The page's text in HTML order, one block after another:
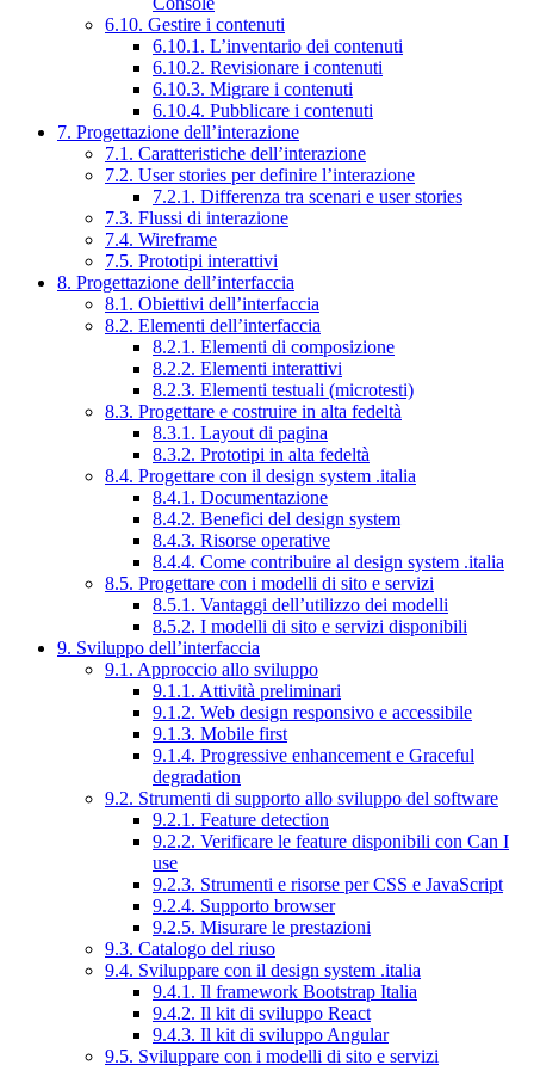
6.10. Gestire i contenuti
6.10.1. L’inventario dei contenuti
6.10.2. Revisionare i contenuti
6.10.3. Migrare i contenuti
6.10.4. Pubblicare i contenuti
7. Progettazione dell’interazione
7.1. Caratteristiche dell’interazione
7.2. User stories per definire l’interazione
7.2.1. Differenza tra scenari e user stories
7.3. Flussi di interazione
7.4. Wireframe
7.5. Prototipi interattivi
8. Progettazione dell’interfaccia
8.1. Obiettivi dell’interfaccia
8.2. Elementi dell’interfaccia
8.2.1. Elementi di composizione
8.2.2. Elementi interattivi
8.2.3. Elementi testuali (microtesti)
8.3. Progettare e costruire in alta fedeltà
8.3.1. Layout di pagina
8.3.2. Prototipi in alta fedeltà
8.4. Progettare con il design system .italia
8.4.1. Documentazione
8.4.2. Benefici del design system
8.4.3. Risorse operative
8.4.4. Come contribuire al design system .italia
8.5. Progettare con i modelli di sito e servizi
8.5.1. Vantaggi dell’utilizzo dei modelli
8.5.2. I modelli di sito e servizi disponibili
9. Sviluppo dell’interfaccia
9.1. Approccio allo sviluppo
9.1.1. Attività preliminari
9.1.2. Web design responsivo e accessibile
9.1.3. Mobile first
9.1.4. Progressive enhancement e Graceful
degradation
9.2. Strumenti di supporto allo sviluppo del software
9.2.1. Feature detection
9.2.2. Verificare le feature disponibili con Can I
use
9.2.3. Strumenti e risorse per CSS e JavaScript
9.2.4. Supporto browser
9.2.5. Misurare le prestazioni
9.3. Catalogo del riuso
9.4. Sviluppare con il design system .italia
9.4.1. Il framework Bootstrap Italia
9.4.2. Il kit di sviluppo React
9.4.3. Il kit di sviluppo Angular
9.5. Sviluppare con i modelli di sito e servizi